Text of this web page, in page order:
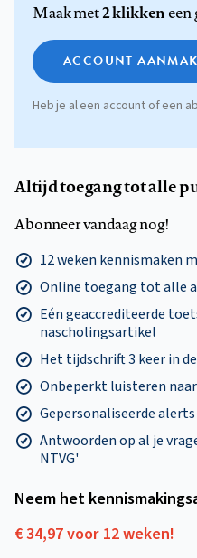
Maak met2 klikkeneen
ACCOUNT
Heb je al een account of een
Altijd toegang tot alle
Abonneer vandaag nog!
12 weken kennismaken
Online toegang tot alle
Eén geaccrediteerde
nascholingsartikel
Het tijdschrift 3 keer in
Onbeperkt luisteren
Gepersonaliseerde
Antwoorden op al je
NTVG'
Neem het
€ 34,97 voor 12 weken!